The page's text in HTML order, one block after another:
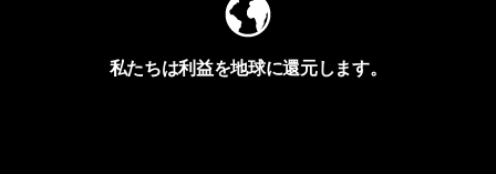
私たちは利益を地球に還元します。